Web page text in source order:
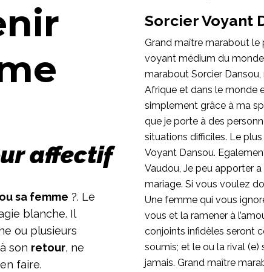
affectif
sa femme ?. Le
blanche. Il
ou plusieurs
son retour, ne
faire.
Sorcier Voyant
Grand maître marabout le
voyant médium du
marabout Sorcier Dansou,
Afrique et dans le monde
simplement grâce à ma
que je porte à des
situations difficiles. Le
Voyant Dansou.
Vaudou, Je peu apporter
mariage. Si vous voulez
Une femme qui vous
vous et la ramener à
conjoints infidèles seront
soumis; et le ou la rival (e)
jamais. Grand maître